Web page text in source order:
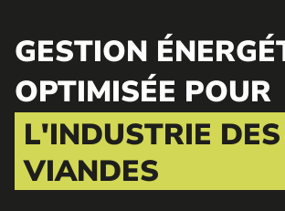
GESTION
OPTIMISÉE POUR
L'INDUSTRIE DES
VIANDES